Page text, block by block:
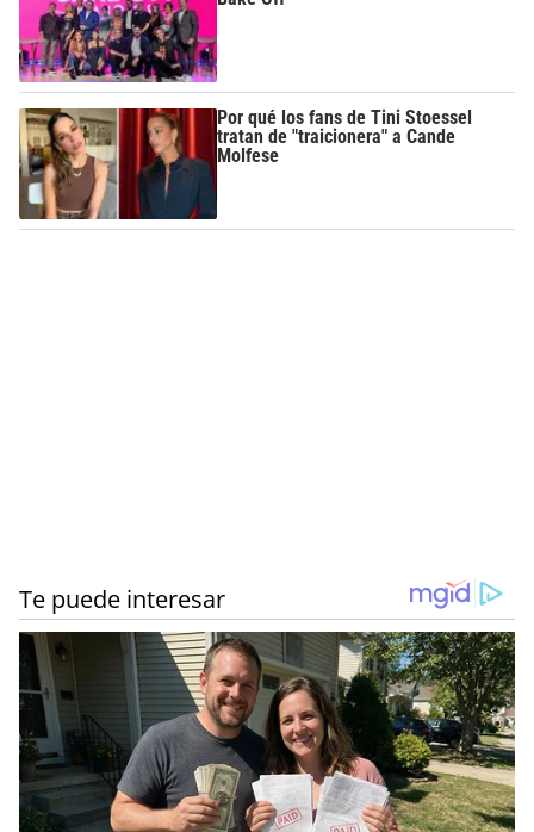
Por qué los fans de Tini Stoessel
tratan de "traicionera" a Cande
Molfese